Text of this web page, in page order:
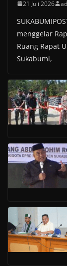
21 Juli 2026
menggelar
Ruang Rapat
Sukabumi,